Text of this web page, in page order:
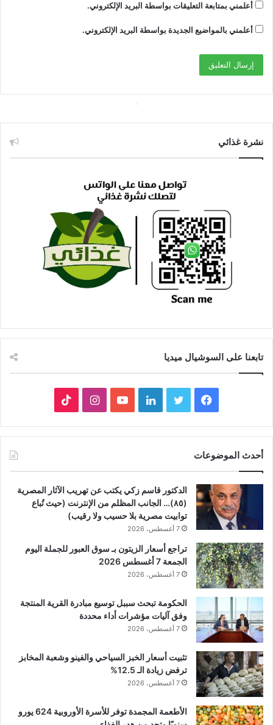
أعلمني بمتابعة التعليقات بواسطة البريد الإلكتروني.
أعلمني بالمواضيع الجديدة بواسطة البريد الإلكتروني.
نشرة غذائي
تابعنا على السوشيال ميديا
فيسبوك تويتر لينكدإنيوتيوبانستقرام
أحدث الموضوعات
الدكتور قاسم زكي يكتب عن تهريب الآثار المصرية
(٨٥)… الجانب المظلم من الإنترنت (حيث تُباع
توابيت مصرية بلا حسيب ولا رقيب)
7 أغسطس، 2026
تراجع أسعار الزيتون بـ سوق العبور للجملة اليوم
الجمعة 7 أغسطس 2026
7 أغسطس، 2026
الحكومة تبحث سببل توسيع مبادرة القرية المنتجة
وفق آليات مؤشرات أداء محددة
7 أغسطس، 2026
تثبيت أسعار الخبز السياحي والفينو وشعبة المخابز
ترفض زيادة الـ 12.5%
7 أغسطس، 2026
الأطعمة المجمدة توفر للأسرة الأوروبية 624 يورو